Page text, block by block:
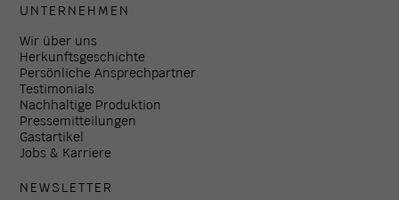
UNTERNEHMEN
Wir über uns
Herkunftsgeschichte
Persönliche Ansprechpartner
Testimonials
Nachhaltige Produktion
Pressemitteilungen
Gastartikel
Jobs & Karriere
NEWSLETTER